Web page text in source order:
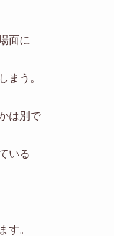
面に
まう。
は別で
いる
す。